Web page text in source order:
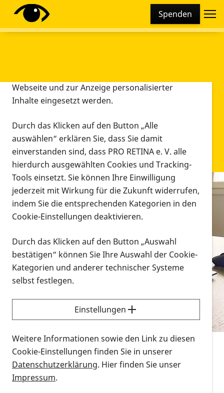
Spenden
Infomaterial
Infomaterial
Vorlesen
Alle Infomaterialien in verschiedenen
Formaten an einem Ort
Sie möchten wissen, wie Sie nach Infonmaterial
suchen und dieses bestellen bzw. herunterladen
können? Schauen Sie sich dieErklärvideos zum
Thema Infomaterial auf der PRO RETINA-Website
für blinde und sehbehinderte Menschen an.
Auf dieser Seite finden Sie sämtliches Infomaterial
Diese Webseite setzt verschiedene Cookies und
Tracking-Tools ein. Dies beinhaltet Cookies und
Webseite und zur Anzeige personalisierter
Inhalte eingesetzt werden.
Durch das Klicken auf den Button „Alle
auswählen“ erklären Sie, dass Sie damit
einverstanden sind, dass PRO RETINA e. V. alle
hierdurch ausgewählten Cookies und Tracking-
Tools einsetzt. Sie können Ihre Einwilligung
jederzeit mit Wirkung für die Zukunft widerrufen,
indem Sie die entsprechenden Kategorien in den
Cookie-Einstellungen deaktivieren.
Durch das Klicken auf den Button „Auswahl
bestätigen“ können Sie Ihre Auswahl der Cookie-
Kategorien und anderer technischer Systeme
selbst festlegen.
Einstellungen
Weitere Informationen sowie den Link zu diesen
Cookie-Einstellungen finden Sie in unserer
Datenschutzerklärung. Hier finden Sie unser
Impressum.